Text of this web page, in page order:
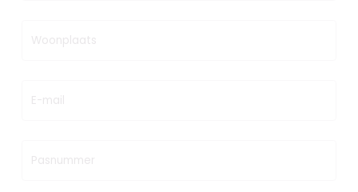
Woonplaats
E-mail
Pasnummer